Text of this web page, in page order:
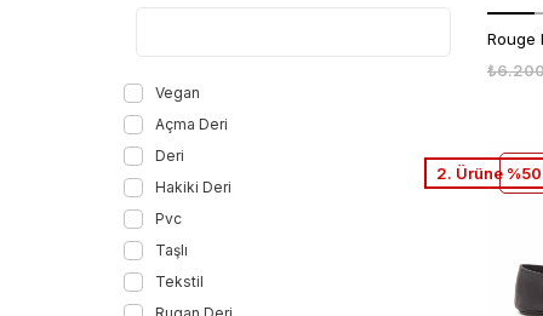
Sıyah Prada
Vegan
Açma Deri
Deri
Hakiki Deri
Pvc
Taşlı
Tekstil
2. Ürüne